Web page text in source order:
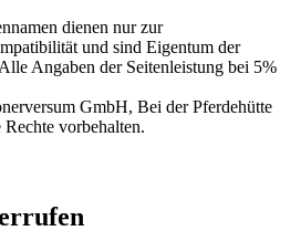
dienen nur zur
und sind Eigentum der
Angaben der Seitenleistung bei 5%
GmbH, Bei der Pferdehütte
vorbehalten.